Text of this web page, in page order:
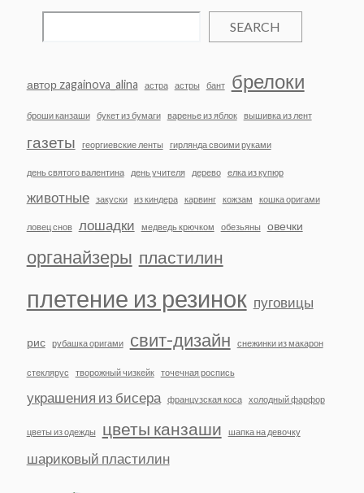
SEARCH
автор zagainova_alina астра астры бант брелоки
броши канзаши букет из бумаги варенье из яблок вышивка из лент
газеты георгиевские ленты гирлянда своими руками
день святого валентина день учителя дерево елка из купюр
животные закуски из киндера карвинг кожзам кошка оригами
ловец снов лошадки медведь крючком обезьяны овечки
органайзеры пластилин
плетение из резинок пуговицы
рис рубашка оригами свит-дизайн снежинки из макарон
стеклярус творожный чизкейк точечная роспись
украшения из бисера французская коса холодный фарфор
цветы из одежды цветы канзаши шапка на девочку
шариковый пластилин